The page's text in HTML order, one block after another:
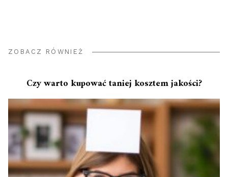
ZOBACZ RÓWNIEŻ
Czy warto kupować taniej kosztem jakości?